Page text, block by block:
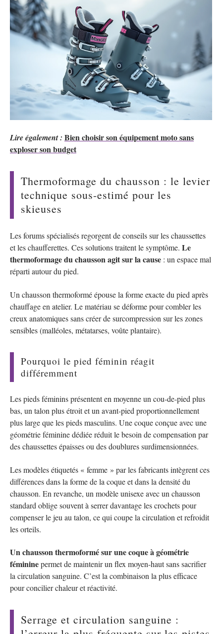
Lire également : Bien choisir son équipement moto sans
exploser son budget
Thermoformage du chausson : le levier
technique sous-estimé pour les
skieuses
Les forums spécialisés regorgent de conseils sur les chaussettes
et les chaufferettes. Ces solutions traitent le symptôme. Le
thermoformage du chausson agit sur la cause : un espace mal
réparti autour du pied.
Un chausson thermoformé épouse la forme exacte du pied après
chauffage en atelier. Le matériau se déforme pour combler les
creux anatomiques sans créer de surcompression sur les zones
sensibles (malléoles, métatarses, voûte plantaire).
Pourquoi le pied féminin réagit
différemment
Les pieds féminins présentent en moyenne un cou-de-pied plus
bas, un talon plus étroit et un avant-pied proportionnellement
plus large que les pieds masculins. Une coque conçue avec une
géométrie féminine dédiée réduit le besoin de compensation par
des chaussettes épaisses ou des doublures surdimensionnées.
Les modèles étiquetés « femme » par les fabricants intègrent ces
différences dans la forme de la coque et dans la densité du
chausson. En revanche, un modèle unisexe avec un chausson
standard oblige souvent à serrer davantage les crochets pour
compenser le jeu au talon, ce qui coupe la circulation et refroidit
les orteils.
Un chausson thermoformé sur une coque à géométrie
fémininepermet de maintenir un flex moyen-haut sans sacrifier
la circulation sanguine. C’est la combinaison la plus efficace
pour concilier chaleur et réactivité.
Serrage et circulation sanguine :